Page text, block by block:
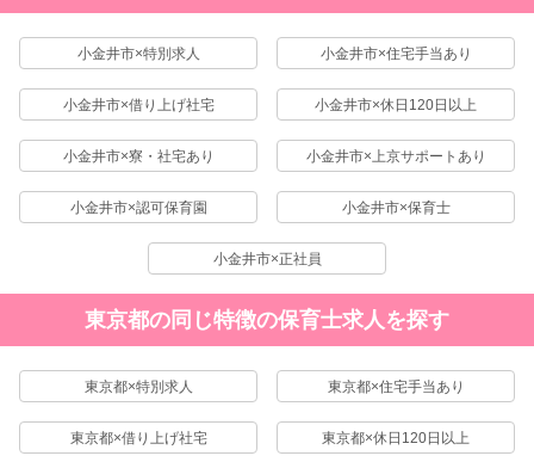
小金井市×特別求人 小金井市×住宅手当あり
小金井市×借り上げ社宅 小金井市×休日120日以上
小金井市×寮・社宅あり 小金井市×上京サポートあり
小金井市×認可保育園 小金井市×保育士
小金井市×正社員
東京都の同じ特徴の保育士求人を探す
東京都×特別求人 東京都×住宅手当あり
東京都×借り上げ社宅 東京都×休日120日以上